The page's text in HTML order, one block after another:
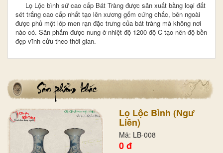
Lọ Lộc bình sứ cao cấp Bát Tràng được sản xuất bằng loại đất
sét trắng cao cấp nhất tạo lên xương gốm cứng chắc, bên ngoài
được phủ một lớp men rạn đặc trưng của bát tràng mà không nơi
nào có. Sản phẩm được nung ở nhiệt độ 1200 độ C tạo nên độ bền
đẹp vĩnh cửu theo thời gian.
Lọ Lộc Bình (Ngư
Liên)
Mã: LB-008
0 đ